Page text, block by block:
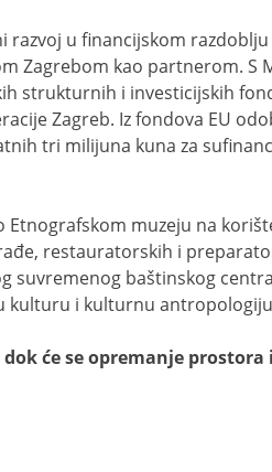
u financijskom
Zagrebom kao partnerom. S
strukturnih i investicijskih
Zagreb. Iz fondova EU
tri milijuna kuna za
muzeju na
restauratorskih i
baštinskog
kulturu i kulturnu
će se opremanje